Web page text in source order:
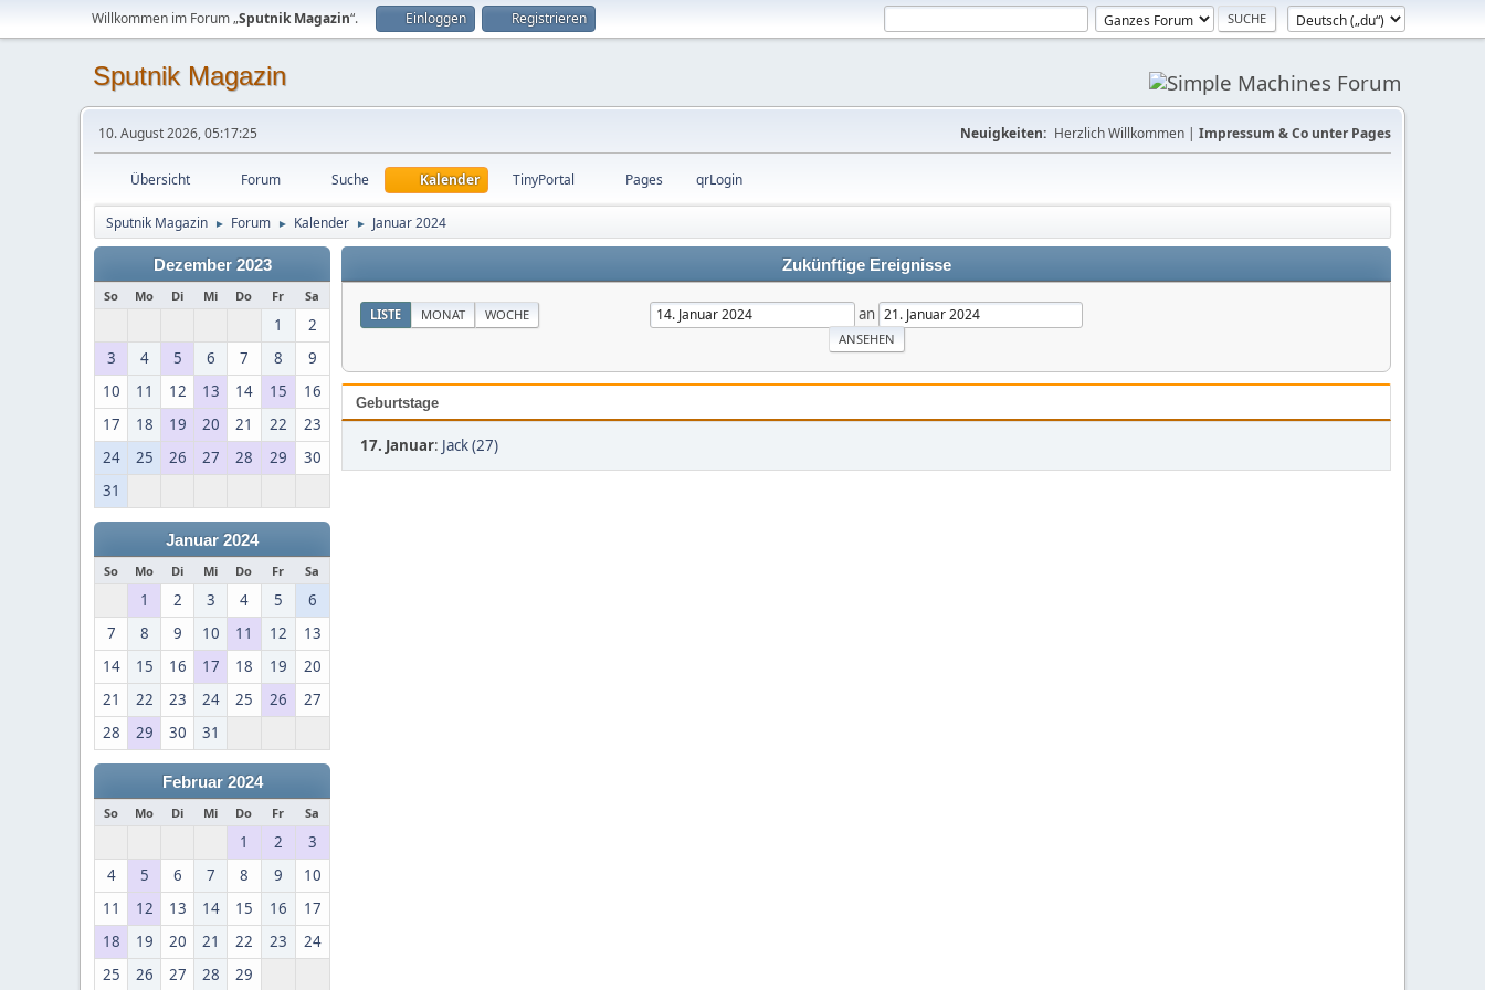
Willkommen im Forum „Sputnik Magazin“. Einloggen Registrieren
Sputnik Magazin
10. August 2026, 05:17:25 Neuigkeiten: Herzlich Willkommen | Impressum & Co unter Pages
Übersicht Forum Suche Kalender TinyPortal Pages qrLogin
Sputnik Magazin ► Forum ► Kalender ► Januar 2024
Dezember 2023
So Mo Di Mi Do Fr Sa
1
2
3
4 5 6 7 8
9
10
11 12 13 14 15
16
17
18 19 20 21 22
23
24
25 26 27 28 29
30
31
Januar 2024
So Mo Di Mi Do Fr Sa
1 2 3 4 5
6
7
8 9 10 11 12
13
14
15 16 17 18 19
20
21
22 23 24 25 26
27
28
29 30 31
Februar 2024
So Mo Di Mi Do Fr Sa
1 2
3
4
5 6 7 8 9
10
11
12 13 14 15 16
17
18
19 20 21 22 23
24
25
26 27 28 29
Zukünftige Ereignisse
LISTE MONAT WOCHE an
Geburtstage
17. Januar: Jack (27)